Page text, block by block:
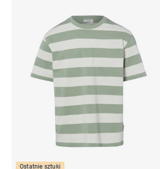
Ostatnie sztuki